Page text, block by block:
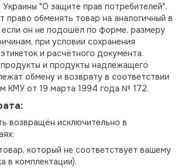
"О защите прав потребителей",
право обменять товар на аналогичный в
если он не подошёл по форме, размеру
при условии сохранения
и расчётного документа.
и продукты надлежащего
обмену и возврату в соответствии
КМУ от 19 марта 1994 года № 172.
возвращён исключительно в
который не соответствует вашему
в комплектации).